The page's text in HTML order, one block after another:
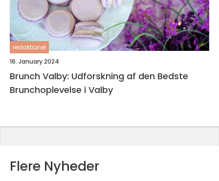
redaktionel
16. January 2024
Brunch Valby: Udforskning af den Bedste
Brunchoplevelse i Valby
Flere Nyheder